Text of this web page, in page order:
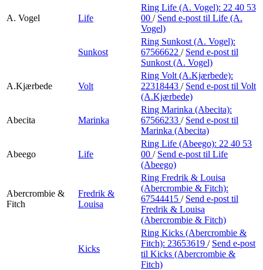
Min Shopping-app
A. Vogel Life
Ring Life (A. Vogel): 22 40 53
00 / Send e-post til Life (A.
Vogel)
Sunkost
Ring Sunkost (A. Vogel):
67566622 / Send e-post til
Sunkost (A. Vogel)
A.Kjærbede Volt
Ring Volt (A.Kjærbede):
22318443 / Send e-post til Volt
(A.Kjærbede)
Abecita Marinka
Ring Marinka (Abecita):
67566233 / Send e-post til
Marinka (Abecita)
Abeego Life
Ring Life (Abeego): 22 40 53
00 / Send e-post til Life
(Abeego)
Abercrombie &
Fitch
Fredrik &
Louisa
Ring Fredrik & Louisa
(Abercrombie & Fitch):
67544415 / Send e-post til
Fredrik & Louisa
(Abercrombie & Fitch)
Kicks
Ring Kicks (Abercrombie &
Fitch): 23653619 / Send e-post
til Kicks (Abercrombie &
Fitch)